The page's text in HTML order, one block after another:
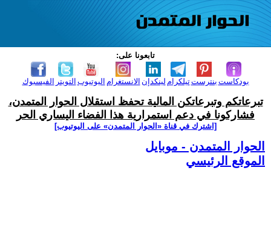
تابعونا على:
الفيسبوك التويتر اليوتيوب الانستغرام لينكدإن تيلكرامبنترست بودكاست
تبرعاتكم وتبرعاتكن المالية تحفظ استقلال الحوار المتمدن،
فشاركونا في دعم استمرارية هذا الفضاء اليساري الحر
[اشترك في قناة ‫«الحوار المتمدن» على اليوتيوب]
الحوار المتمدن - موبايل
الموقع الرئيسي